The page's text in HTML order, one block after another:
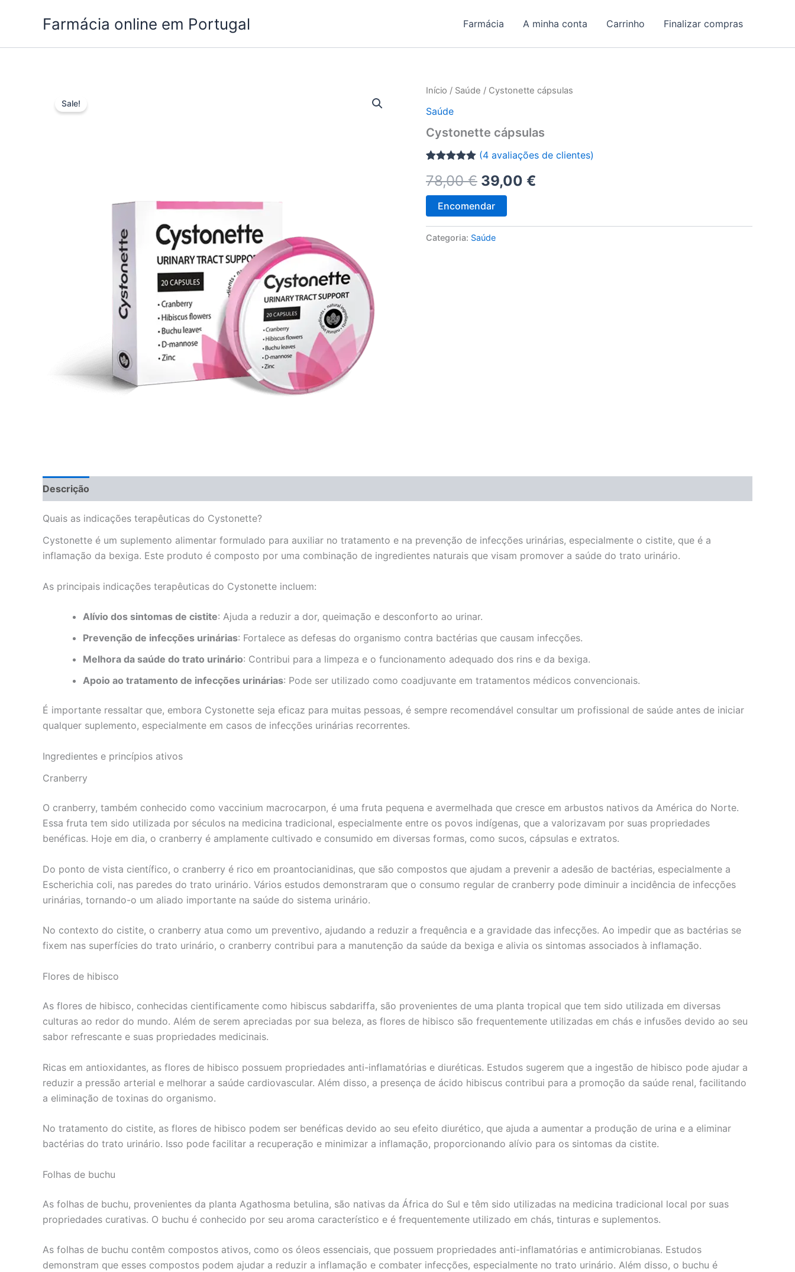
Farmácia online em Portugal Farmácia A minha conta Carrinho Finalizar compras
Sale!
Início / Saúde / Cystonette cápsulas
Saúde
Cystonette cápsulas
com 5.00em
5 com base
em
classificações
de clientes
(4 avaliações de clientes)
78,00€ O
preço
original
39,00 €
atual
Encomendar
Categoria: Saúde
Descrição
Quais as indicações terapêuticas do Cystonette?
Cystonette é um suplemento alimentar formulado para auxiliar no tratamento e na prevenção de infecções urinárias, especialmente o cistite, que é a
inflamação da bexiga. Este produto é composto por uma combinação de ingredientes naturais que visam promover a saúde do trato urinário.
As principais indicações terapêuticas do Cystonette incluem:
Alívio dos sintomas de cistite: Ajuda a reduzir a dor, queimação e desconforto ao urinar.
Prevenção de infecções urinárias: Fortalece as defesas do organismo contra bactérias que causam infecções.
Melhora da saúde do trato urinário: Contribui para a limpeza e o funcionamento adequado dos rins e da bexiga.
Apoio ao tratamento de infecções urinárias: Pode ser utilizado como coadjuvante em tratamentos médicos convencionais.
É importante ressaltar que, embora Cystonette seja eficaz para muitas pessoas, é sempre recomendável consultar um profissional de saúde antes de iniciar
qualquer suplemento, especialmente em casos de infecções urinárias recorrentes.
Ingredientes e princípios ativos
Cranberry
O cranberry, também conhecido como vaccinium macrocarpon, é uma fruta pequena e avermelhada que cresce em arbustos nativos da América do Norte.
Essa fruta tem sido utilizada por séculos na medicina tradicional, especialmente entre os povos indígenas, que a valorizavam por suas propriedades
benéficas. Hoje em dia, o cranberry é amplamente cultivado e consumido em diversas formas, como sucos, cápsulas e extratos.
Do ponto de vista científico, o cranberry é rico em proantocianidinas, que são compostos que ajudam a prevenir a adesão de bactérias, especialmente a
Escherichia coli, nas paredes do trato urinário. Vários estudos demonstraram que o consumo regular de cranberry pode diminuir a incidência de infecções
urinárias, tornando-o um aliado importante na saúde do sistema urinário.
No contexto do cistite, o cranberry atua como um preventivo, ajudando a reduzir a frequência e a gravidade das infecções. Ao impedir que as bactérias se
fixem nas superfícies do trato urinário, o cranberry contribui para a manutenção da saúde da bexiga e alivia os sintomas associados à inflamação.
Flores de hibisco
As flores de hibisco, conhecidas cientificamente como hibiscus sabdariffa, são provenientes de uma planta tropical que tem sido utilizada em diversas
culturas ao redor do mundo. Além de serem apreciadas por sua beleza, as flores de hibisco são frequentemente utilizadas em chás e infusões devido ao seu
sabor refrescante e suas propriedades medicinais.
Ricas em antioxidantes, as flores de hibisco possuem propriedades anti-inflamatórias e diuréticas. Estudos sugerem que a ingestão de hibisco pode ajudar a
reduzir a pressão arterial e melhorar a saúde cardiovascular. Além disso, a presença de ácido hibiscus contribui para a promoção da saúde renal, facilitando
a eliminação de toxinas do organismo.
No tratamento do cistite, as flores de hibisco podem ser benéficas devido ao seu efeito diurético, que ajuda a aumentar a produção de urina e a eliminar
bactérias do trato urinário. Isso pode facilitar a recuperação e minimizar a inflamação, proporcionando alívio para os sintomas da cistite.
Folhas de buchu
As folhas de buchu, provenientes da planta Agathosma betulina, são nativas da África do Sul e têm sido utilizadas na medicina tradicional local por suas
propriedades curativas. O buchu é conhecido por seu aroma característico e é frequentemente utilizado em chás, tinturas e suplementos.
As folhas de buchu contêm compostos ativos, como os óleos essenciais, que possuem propriedades anti-inflamatórias e antimicrobianas. Estudos
demonstram que esses compostos podem ajudar a reduzir a inflamação e combater infecções, especialmente no trato urinário. Além disso, o buchu é